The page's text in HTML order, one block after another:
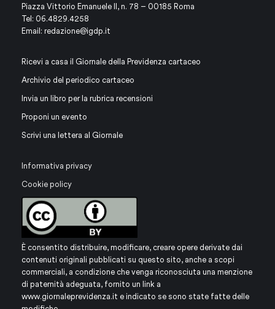
Piazza Vittorio Emanuele II, n. 78 – 00185 Roma
Tel: 06.4829.4258
Email: redazione@igdp.it
Ricevi a casa il Giornale della Previdenza cartaceo
Archivio del periodico cartaceo
Invia un libro per la rubrica recensioni
Proponi un evento
Scrivi una lettera al Giornale
Informativa privacy
Cookie policy
È consentito distribuire, modificare, creare opere derivate dai
contenuti originali pubblicati su questo sito, anche a scopi
commerciali, a condizione che venga riconosciuta una menzione
di paternità adeguata, fornito un link a
www.giornaleprevidenza.it e indicato se sono state fatte delle